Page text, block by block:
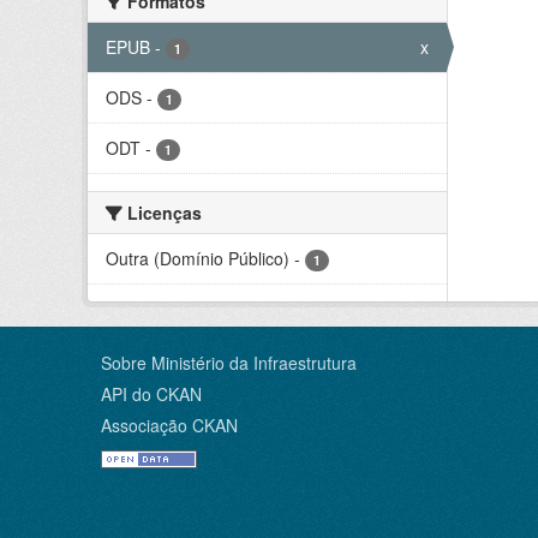
EPUB - 1 x
ODS - 1
ODT - 1
Licenças
Outra (Domínio Público) - 1
Sobre Ministério da Infraestrutura
API do CKAN
Associação CKAN